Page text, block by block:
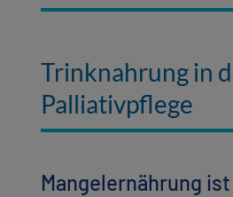
Trinknahrung in
Palliativpflege
Mangelernährung